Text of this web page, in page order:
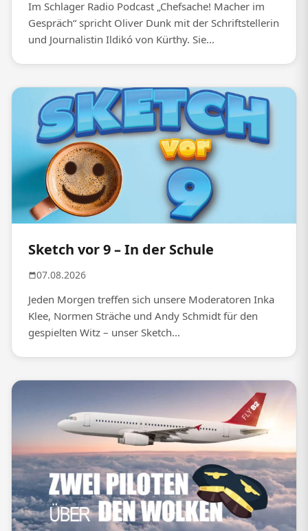
Im Schlager Radio Podcast „Chefsache! Macher im
Gespräch“ spricht Oliver Dunk mit der Schriftstellerin
und Journalistin Ildikó von Kürthy. Sie...
Sketch vor 9 – In der Schule
07.08.2026
Jeden Morgen treffen sich unsere Moderatoren Inka
Klee, Normen Sträche und Andy Schmidt für den
gespielten Witz – unser Sketch...